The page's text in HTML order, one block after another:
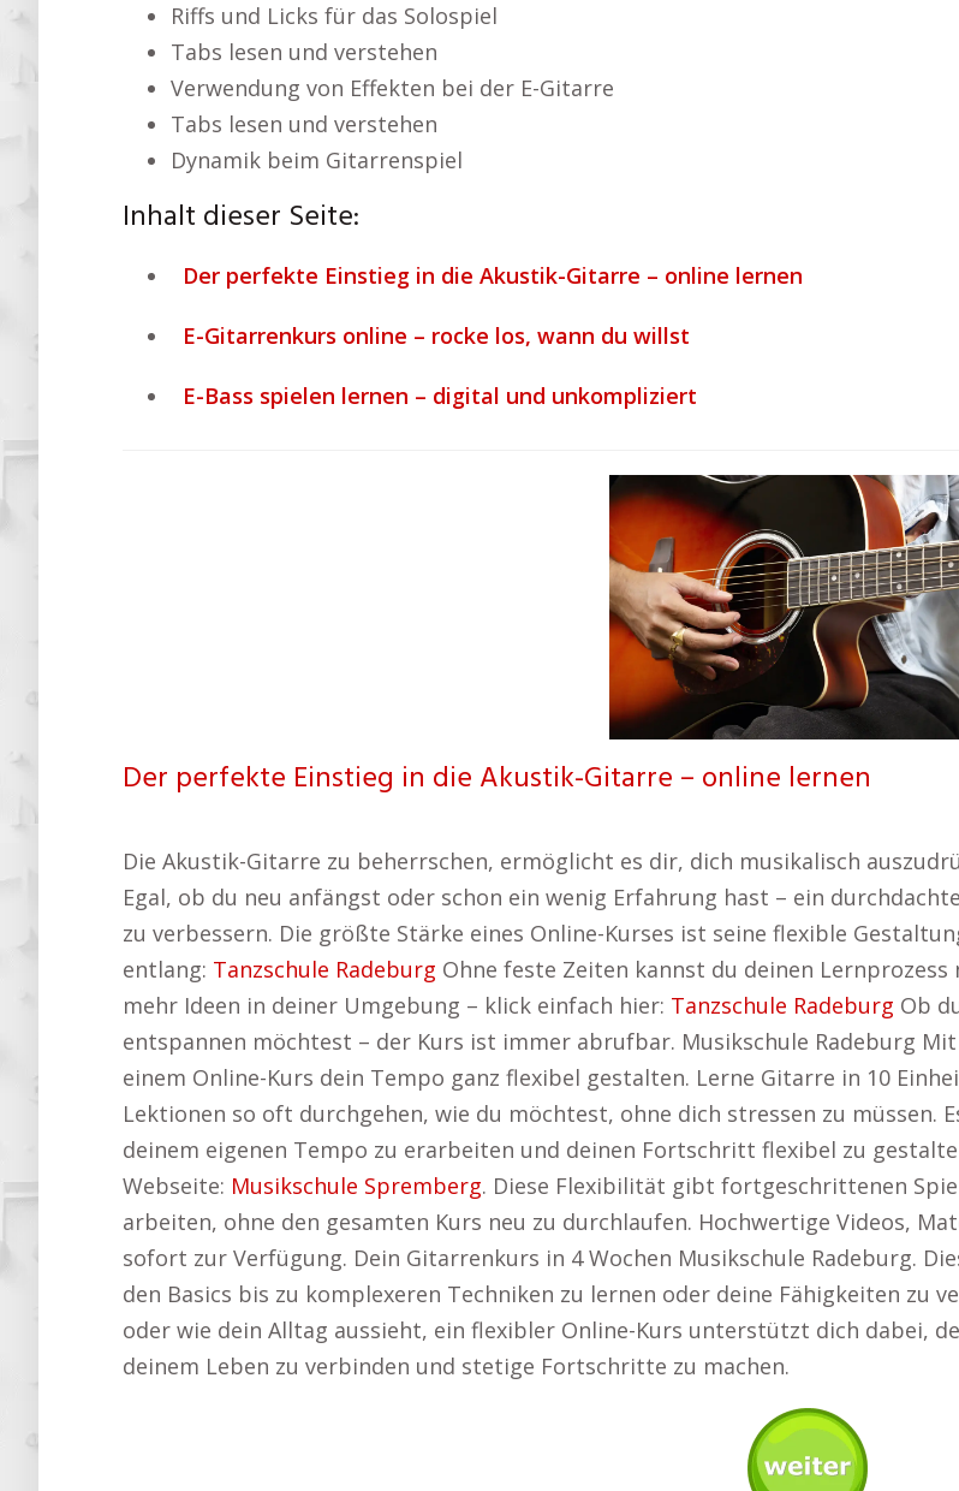
Riffs und Licks für das Solospiel
Tabs lesen und verstehen
Verwendung von Effekten bei der E-Gitarre
Tabs lesen und verstehen
Dynamik beim Gitarrenspiel
Inhalt dieser Seite:
Der perfekte Einstieg in die Akustik-Gitarre – online lernen
E-Gitarrenkurs online – rocke los, wann du willst
E-Bass spielen lernen – digital und unkompliziert
Der perfekte Einstieg in die Akustik-Gitarre – online lernen
Die Akustik-Gitarre zu beherrschen, ermöglicht es dir, dich musikalisch
Egal, ob du neu anfängst oder schon ein wenig Erfahrung hast – ein
zu verbessern. Die größte Stärke eines Online-Kurses ist seine flexible
entlang: Tanzschule Radeburg Ohne feste Zeiten kannst du deinen
mehr Ideen in deiner Umgebung – klick einfach hier: Tanzschule Radeburg Ob
entspannen möchtest – der Kurs ist immer abrufbar. Musikschule Radeburg
einem Online-Kurs dein Tempo ganz flexibel gestalten. Lerne Gitarre in 10
Lektionen so oft durchgehen, wie du möchtest, ohne dich stressen zu müssen.
deinem eigenen Tempo zu erarbeiten und deinen Fortschritt flexibel zu
Webseite: Musikschule Spremberg. Diese Flexibilität gibt fortgeschrittenen
arbeiten, ohne den gesamten Kurs neu zu durchlaufen. Hochwertige Videos,
sofort zur Verfügung. Dein Gitarrenkurs in 4 Wochen Musikschule Radeburg.
den Basics bis zu komplexeren Techniken zu lernen oder deine Fähigkeiten zu
oder wie dein Alltag aussieht, ein flexibler Online-Kurs unterstützt dich dabei,
deinem Leben zu verbinden und stetige Fortschritte zu machen.